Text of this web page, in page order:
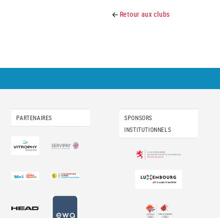
Retour aux clubs
PARTENAIRES
SPONSORS
INSTITUTIONNELS